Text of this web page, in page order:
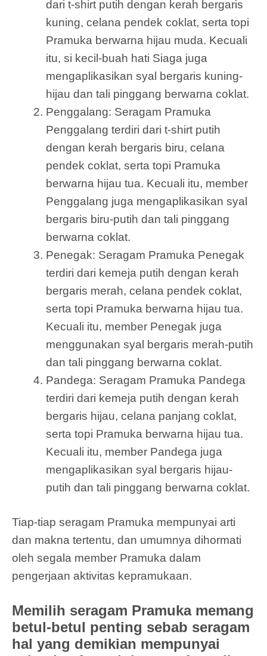
dari t-shirt putih dengan kerah bergaris
kuning, celana pendek coklat, serta topi
Pramuka berwarna hijau muda. Kecuali
itu, si kecil-buah hati Siaga juga
mengaplikasikan syal bergaris kuning-
hijau dan tali pinggang berwarna coklat.
Penggalang: Seragam Pramuka
Penggalang terdiri dari t-shirt putih
dengan kerah bergaris biru, celana
pendek coklat, serta topi Pramuka
berwarna hijau tua. Kecuali itu, member
Penggalang juga mengaplikasikan syal
bergaris biru-putih dan tali pinggang
berwarna coklat.
Penegak: Seragam Pramuka Penegak
terdiri dari kemeja putih dengan kerah
bergaris merah, celana pendek coklat,
serta topi Pramuka berwarna hijau tua.
Kecuali itu, member Penegak juga
menggunakan syal bergaris merah-putih
dan tali pinggang berwarna coklat.
Pandega: Seragam Pramuka Pandega
terdiri dari kemeja putih dengan kerah
bergaris hijau, celana panjang coklat,
serta topi Pramuka berwarna hijau tua.
Kecuali itu, member Pandega juga
mengaplikasikan syal bergaris hijau-
putih dan tali pinggang berwarna coklat.
Tiap-tiap seragam Pramuka mempunyai arti
dan makna tertentu, dan umumnya dihormati
oleh segala member Pramuka dalam
pengerjaan aktivitas kepramukaan.
Memilih seragam Pramuka memang
betul-betul penting sebab seragam
hal yang demikian mempunyai